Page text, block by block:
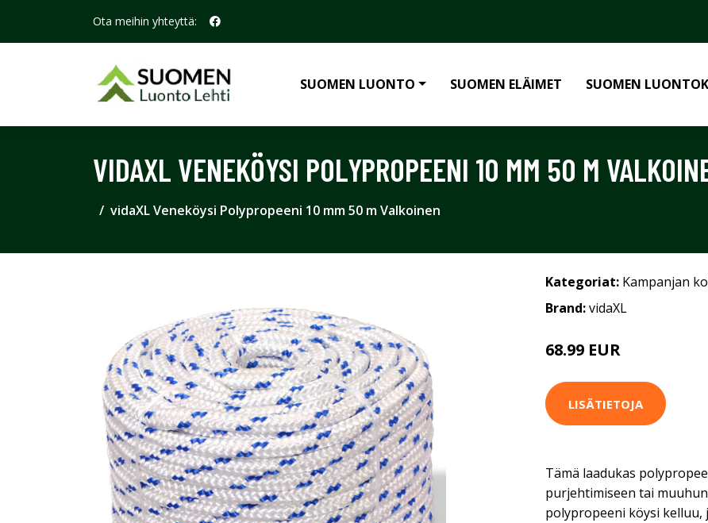
Ota meihin yhteyttä:
SUOMEN LUONTO SUOMEN ELÄIMET SUOMEN
VIDAXL VENEKÖYSI POLYPROPEENI 10 MM 50 M
vidaXL Veneköysi Polypropeeni 10 mm 50 m Valkoinen
Kategoriat: Kampanjan
Brand:vidaXL
68.99 EUR
LISÄTIETOJA
Tämä laadukas
purjehtimiseen tai
polypropeeni köysi kelluu,